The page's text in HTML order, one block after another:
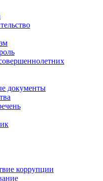
документы
коррупции